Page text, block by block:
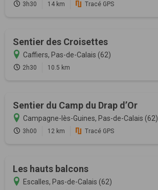
3h30 14 km Tracé GPS
Sentier des Croisettes
Caffiers, Pas-de-Calais (62)
2h30 10.5 km
Sentier du Camp du Drap d’Or
Campagne-lès-Guines, Pas-de-Calais (62)
3h00 12 km Tracé GPS
Les hauts balcons
Escalles, Pas-de-Calais (62)